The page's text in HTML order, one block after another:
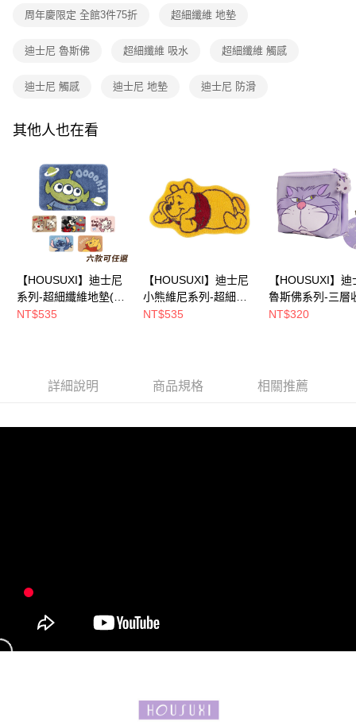
帳／街口支付／iPASS MONEY」等通路繳費。
1.本服務係由「台灣大哥大股份有限公司」（以下簡稱本公司）所提供，讓
買賣價金債權讓與本公司後，依約使用本公司帳單繳交帳款。
由本公司與您本人進行分期帳單所需資料之確認、核對及更正。
２．訂單成立數日內，您將收到繳費通知簡訊。
ATM／網路銀行／等多元方式進行付款，方視為交易完成。
後付繳納相關費用。
客戶支援中心」https://netprotections.freshdesk.com/support/home
【注意事項】
１．透過由恩沛科技股份有限公司提供之「AFTEE先享後付」服務完成之交
易，需依本服務之必要範圍內提供個人資料，並將交易相關給付款項請求債
權轉讓予恩沛科技股份有限公司。
２．關於個人資料處理事宜，請瀏覽以下網址：
https://aftee.tw/terms/#terms3
３．未成年的使用者請事先徵得法定代理人或監護人之同意方可使用
「AFTEE先享後付」，若未經同意申辦者引起之損失，本公司不負相關責
任。
４．使用「AFTEE先享後付」時，將依據個別帳號之用戶狀況，依本公司即
時審查核予不同之上限額度；若仍有額度不足之情形，本公司將視審查結果
請求用戶進行身份認證。
7-11取貨付款
每筆NT$80，滿NT$699(含以上)免運費
每筆NT$100，滿NT$699(含以上)免運費
周年慶限定 全館3件75折 超細纖維 地墊
迪士尼 魯斯佛 超細纖維 吸水 超細纖維 觸感
迪士尼 觸感 迪士尼 地墊 迪士尼 防滑
其他人也在看
【HOUSUXI】迪士尼
系列-超細纖維地墊(款
式可任選)【5周年慶↘
NT$535
【HOUSUXI】迪士尼
小熊維尼系列-超細纖
維地墊【5周年慶↘三
NT$535
【HOUSUXI】迪
魯斯佛系列-三層
包【5周年慶↘三
NT$320
詳細說明 商品規格 相關推薦